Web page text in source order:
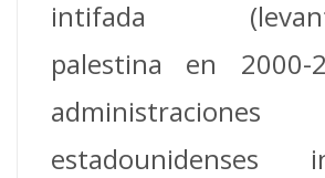
intifada
palestina en 2000-
administraciones
estadounidenses